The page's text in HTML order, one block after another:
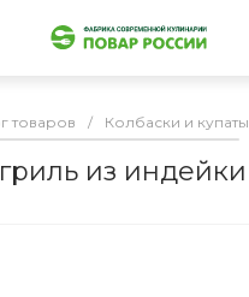
товаров / Колбаски и купаты
из индейки